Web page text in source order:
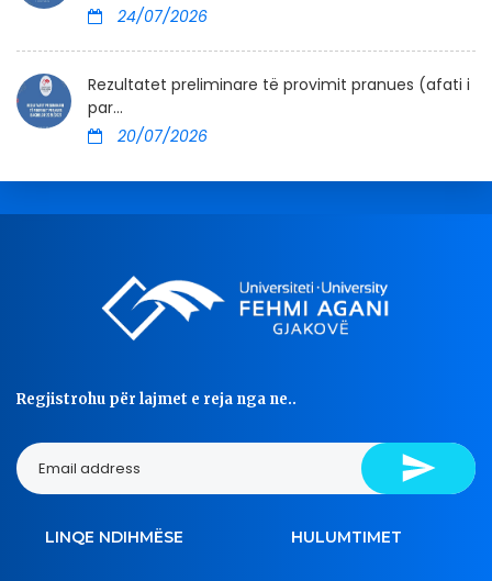
24/07/2026
Rezultatet preliminare të provimit pranues (afati i
par...
20/07/2026
Regjistrohu për lajmet e reja nga ne..
LINQE NDIHMËSE HULUMTIMET